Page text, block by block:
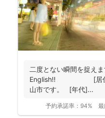
二度とない瞬間を捉え
English!! [居住地]
山市です。 [年代]...
予約承諾率： 94% 最